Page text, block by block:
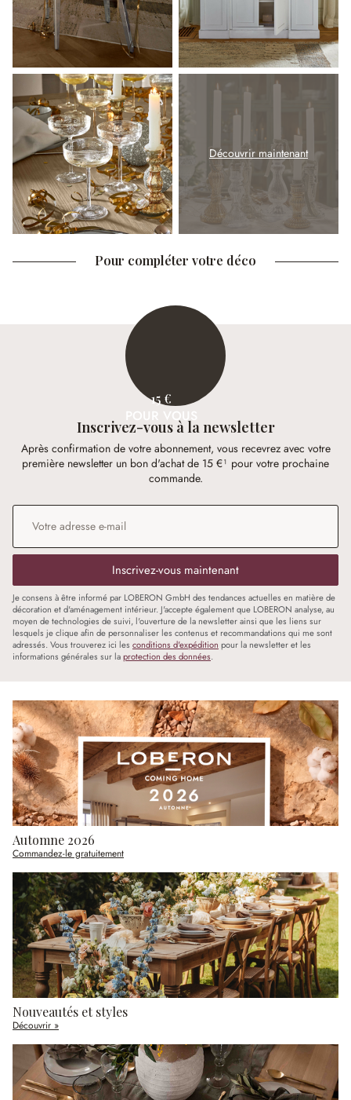
Découvrir maintenant
Pour compléter votre déco
15 €
POUR VOUS
Inscrivez-vous à la newsletter
Après confirmation de votre abonnement, vous recevrez avec votre
première newsletter un bon d'achat de 15 €¹ pour votre prochaine
commande.
Adresse e-mail*
Inscrivez-vous maintenant
Je consens à être informé par LOBERON GmbH des tendances actuelles en matière de
décoration et d'aménagement intérieur. J'accepte également que LOBERON analyse, au
moyen de technologies de suivi, l'ouverture de la newsletter ainsi que les liens sur
lesquels je clique afin de personnaliser les contenus et recommandations qui me sont
adressés. Vous trouverez ici les conditions d'expédition pour la newsletter et les
informations générales sur laprotection des données.
Automne 2026
Commandez-le gratuitement
Nouveautés et styles
Découvrir »